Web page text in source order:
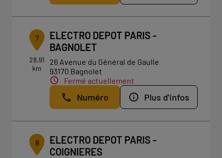
7
28.91
km
ELECTRO DEPOT PARIS -
BAGNOLET
26 Avenue du Général de Gaulle
93170 Bagnolet
Fermé actuellement
Numéro Plus d'infos
8
ELECTRO DEPOT PARIS -
COIGNIERES